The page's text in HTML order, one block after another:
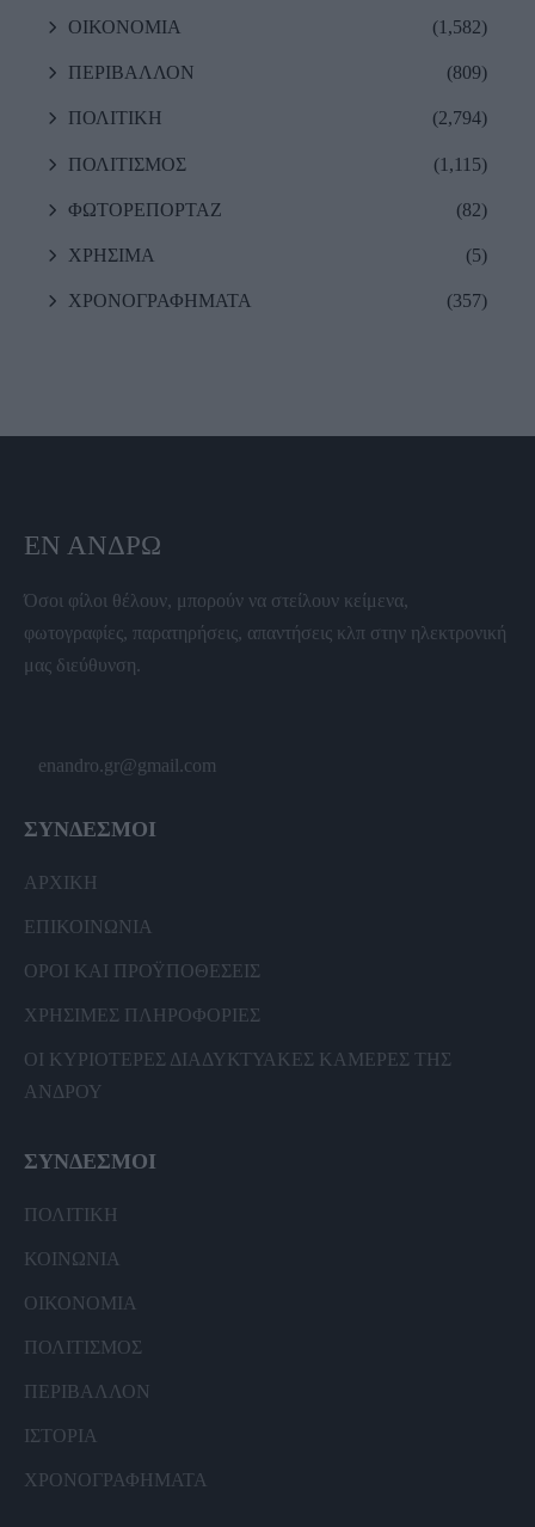
ΟΙΚΟΝΟΜΙΑ (1,582)
ΠΕΡΙΒΑΛΛΟΝ (809)
ΠΟΛΙΤΙΚΗ (2,794)
ΠΟΛΙΤΙΣΜΟΣ (1,115)
ΦΩΤΟΡΕΠΟΡΤΑΖ (82)
ΧΡΗΣΙΜΑ (5)
ΧΡΟΝΟΓΡΑΦΗΜΑΤΑ (357)
ΕΝ ΆΝΔΡΩ
Όσοι φίλοι θέλουν, μπορούν να στείλουν κείμενα,
φωτογραφίες, παρατηρήσεις, απαντήσεις κλπ στην ηλεκτρονική
μας διεύθυνση.
enandro.gr@gmail.com
ΣΥΝΔΕΣΜΟΙ
ΑΡΧΙΚΗ
ΕΠΙΚΟΙΝΩΝΙΑ
ΟΡΟΙ ΚΑΙ ΠΡΟΫΠΟΘΕΣΕΙΣ
ΧΡΗΣΙΜΕΣ ΠΛΗΡΟΦΟΡΙΕΣ
ΟΙ ΚΥΡΙΟΤΕΡΕΣ ΔΙΑΔΥΚΤΥΑΚΕΣ ΚΑΜΕΡΕΣ ΤΗΣ
ΑΝΔΡΟΥ
ΣΥΝΔΕΣΜΟΙ
ΠΟΛΙΤΙΚΗ
ΚΟΙΝΩΝΙΑ
ΟΙΚΟΝΟΜΙΑ
ΠΟΛΙΤΙΣΜΟΣ
ΠΕΡΙΒΑΛΛΟΝ
ΙΣΤΟΡΙΑ
ΧΡΟΝΟΓΡΑΦΗΜΑΤΑ